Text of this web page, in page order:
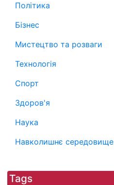
Політика
Бізнес
Мистецтво та розваги
Технологія
Спорт
Здоров'я
Наука
Навколишнє середовище
Tags